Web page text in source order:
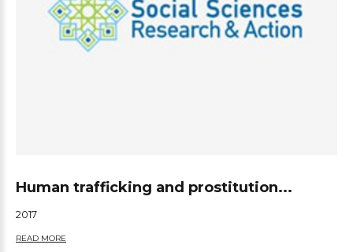
Human trafficking and prostitution...
2017
READ MORE